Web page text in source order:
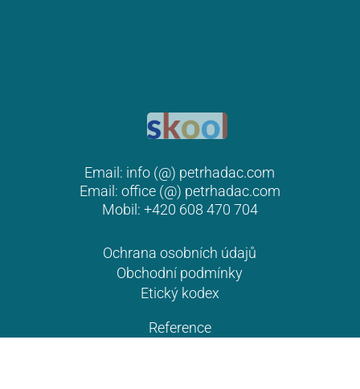
Jak to mám s tátou – 8. 4. 2026
Náš první vzor mužského světa, ten který nás
který je zdrojem naší síly, bránou k naším
mužským předkům a k jejich síle. Jaký máš
vztah ke svému otci? Je…
Email: info (@) petrhadac.com
Email: office (@) petrhadac.com
Mobil: +420 608 470 704
Ochrana osobních údajů
Obchodní podmínky
Etický kodex
Reference